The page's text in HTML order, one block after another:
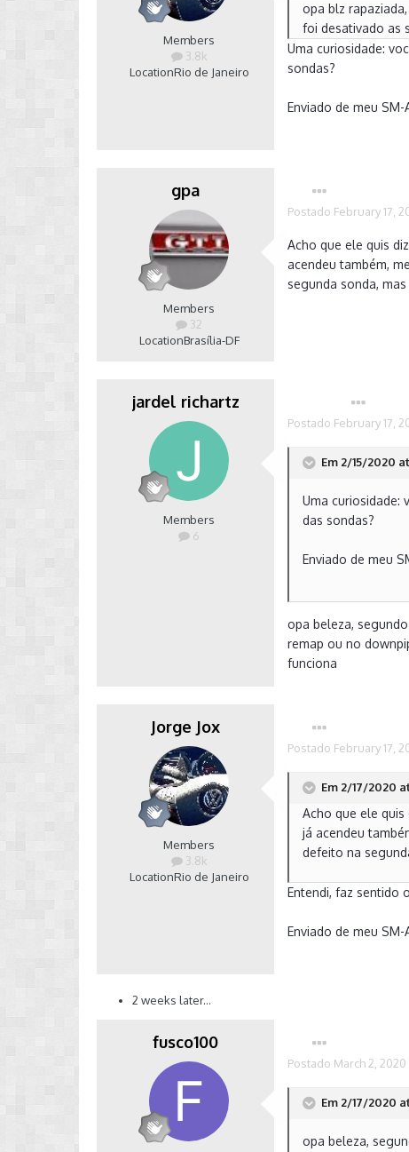
Members
3.8k
LocationRio de Janeiro
opa blz
foi desativado as
Uma curiosidade:
sondas?
Enviado de meu
gpa
Members
32
LocationBrasília-DF
Postado February 17,
Acho que ele quis
acendeu também,
segunda sonda,
jardel richartz
Members
6
Postado February 17,
Em 2/15/2020
Uma curiosidade:
das sondas?
Enviado de meu
opa beleza,
remap ou no
funciona
Jorge Jox
Members
3.8k
LocationRio de Janeiro
Postado February 17,
Em 2/17/2020
Acho que ele
já acendeu
defeito na
Entendi, faz sentido
Enviado de meu
2 weeks later...
fusco100
Postado March 2, 2020
Em 2/17/2020
opa beleza,